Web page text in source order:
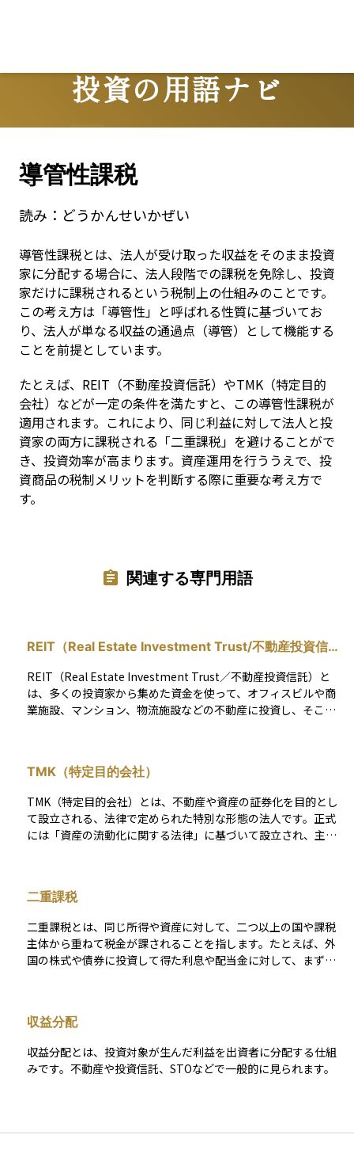
投資の用語ナビ
Terms
導管性課税
読み： どうかんせいかぜい
導管性課税とは、法人が受け取った収益をそのまま投資
家に分配する場合に、法人段階での課税を免除し、投資
家だけに課税されるという税制上の仕組みのことです。
この考え方は「導管性」と呼ばれる性質に基づいてお
り、法人が単なる収益の通過点（導管）として機能する
ことを前提としています。
たとえば、REIT（不動産投資信託）やTMK（特定目的
会社）などが一定の条件を満たすと、この導管性課税が
適用されます。これにより、同じ利益に対して法人と投
資家の両方に課税される「二重課税」を避けることがで
き、投資効率が高まります。資産運用を行ううえで、投
資商品の税制メリットを判断する際に重要な考え方で
す。
関連する専門用語
REIT（Real Estate Investment Trust/不動産投資信
REIT（Real Estate Investment Trust／不動産投資信託）と
は、多くの投資家から集めた資金を使って、オフィスビルや商
業施設、マンション、物流施設などの不動産に投資し、そこで
額から手軽に不動産投資を始められるのが大きな特徴です。 投
資家は、REITを通じて間接的にさまざまな不動産の「オーナ
ー」となり、不動産運用のプロによる安定した収益（インカム
ゲイン）を得ることができます。しかも、実物の不動産を所有
するわけではないので、物件の管理や修繕といった手間がかか
方で、REITの価格は、不動産市況や金利の動向、経済環境の変
が下がる傾向があるため、市場環境を定期的にチェックしなが
ら投資判断を行うことが重要です。 REITは、安定した収益を重
視する人や、実物資産への投資に関心があるものの手間やコス
TMK（特定目的会社）
TMK（特定目的会社）とは、不動産や資産の証券化を目的とし
て設立される、法律で定められた特別な形態の法人です。正式
には「資産の流動化に関する法律」に基づいて設立され、主に
ても影響を受けにくい構造となっています。不動産投資やファ
ンド商品に関心のある投資家にとって、TMKは資産を効率的か
つ安定的に運用する手段として知られています。
二重課税
二重課税とは、同じ所得や資産に対して、二つ以上の国や課税
主体から重ねて税金が課されることを指します。たとえば、外
国の株式や債券に投資して得た利息や配当金に対して、まず現
す。ただし、日本では外国で課税された分を日本の税額から差
し引く「外国税額控除」という制度があり、一定の条件を満た
せば二重課税の負担を軽減することができます。海外投資を行
う際は、このような税制のしくみにも目を向けることが重要で
収益分配
収益分配とは、投資対象が生んだ利益を出資者に分配する仕組
みです。不動産や投資信託、STOなどで一般的に見られます。